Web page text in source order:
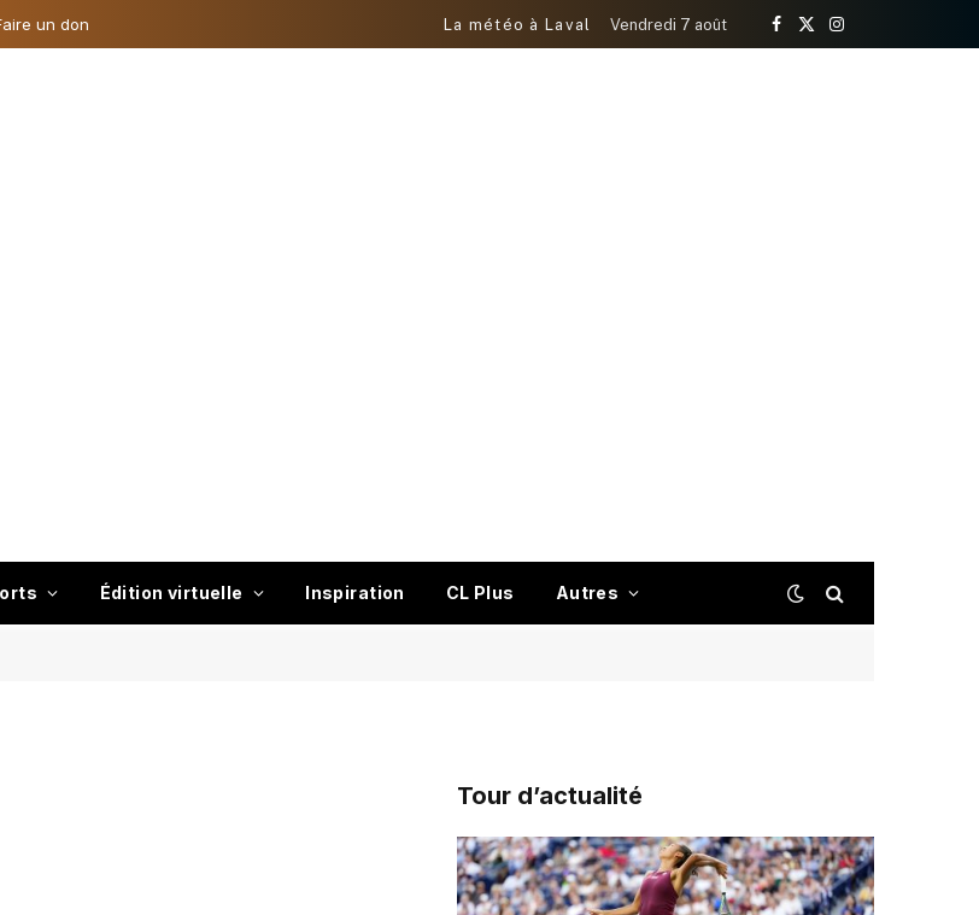
un don La météo à Laval Vendredi 7 août
Facebook
X
Instagram
Édition virtuelle Inspiration CL Plus Autres
Tour d’actualité